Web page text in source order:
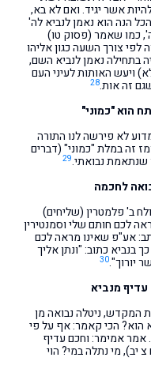
אשר יגיד. ואם לא בא,
הנה הוא נאמן לנביא לה'
כמו שאמר (פסוק טו)
לפי צורך השעה כגון אליהו
בתחילה נאמן לנביא השם,
ויעש האותות לעיני העם
זה אות.28
הוא "כמוני"
לא פירשה לנו התורה
זה במלת "כמוני" (דברים
שנתאמת נבואתי.29
לחכמה
ב' פלמטרין (שליחים)
לכם חותם שלי וסמנטירין
אע"פ שאינו מראה לכם
בנביא כתוב: "ונתן אליך
יורוך".30
מנביא
המקדש, ניטלה נבואה מן
הוא? הכי קאמר: אף על פי
אמר אמימר: וחכם עדיף
יב), מי נתלה במי? הוי